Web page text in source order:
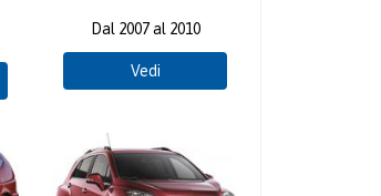
Dal 2007 al 2010
Vedi